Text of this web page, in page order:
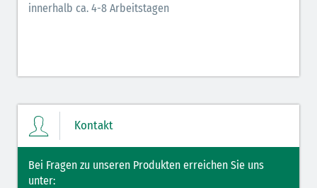
innerhalb ca. 4-8 Arbeitstagen
Kontakt
Bei Fragen zu unseren Produkten erreichen Sie uns
unter: